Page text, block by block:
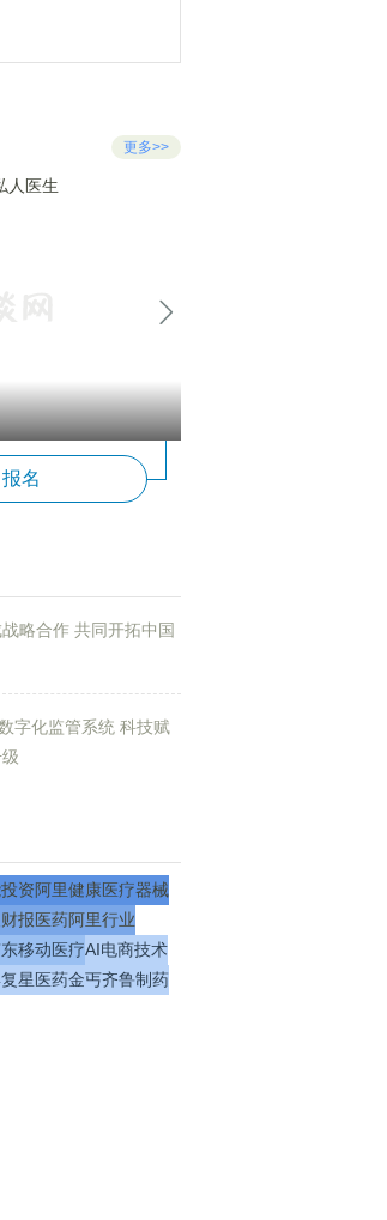
更多>>
名
略合作 共同开拓中国
字化监管系统 科技赋
投资阿里健康医疗器械
财报医药阿里行业
移动医疗AI电商技术
复星医药金丐齐鲁制药